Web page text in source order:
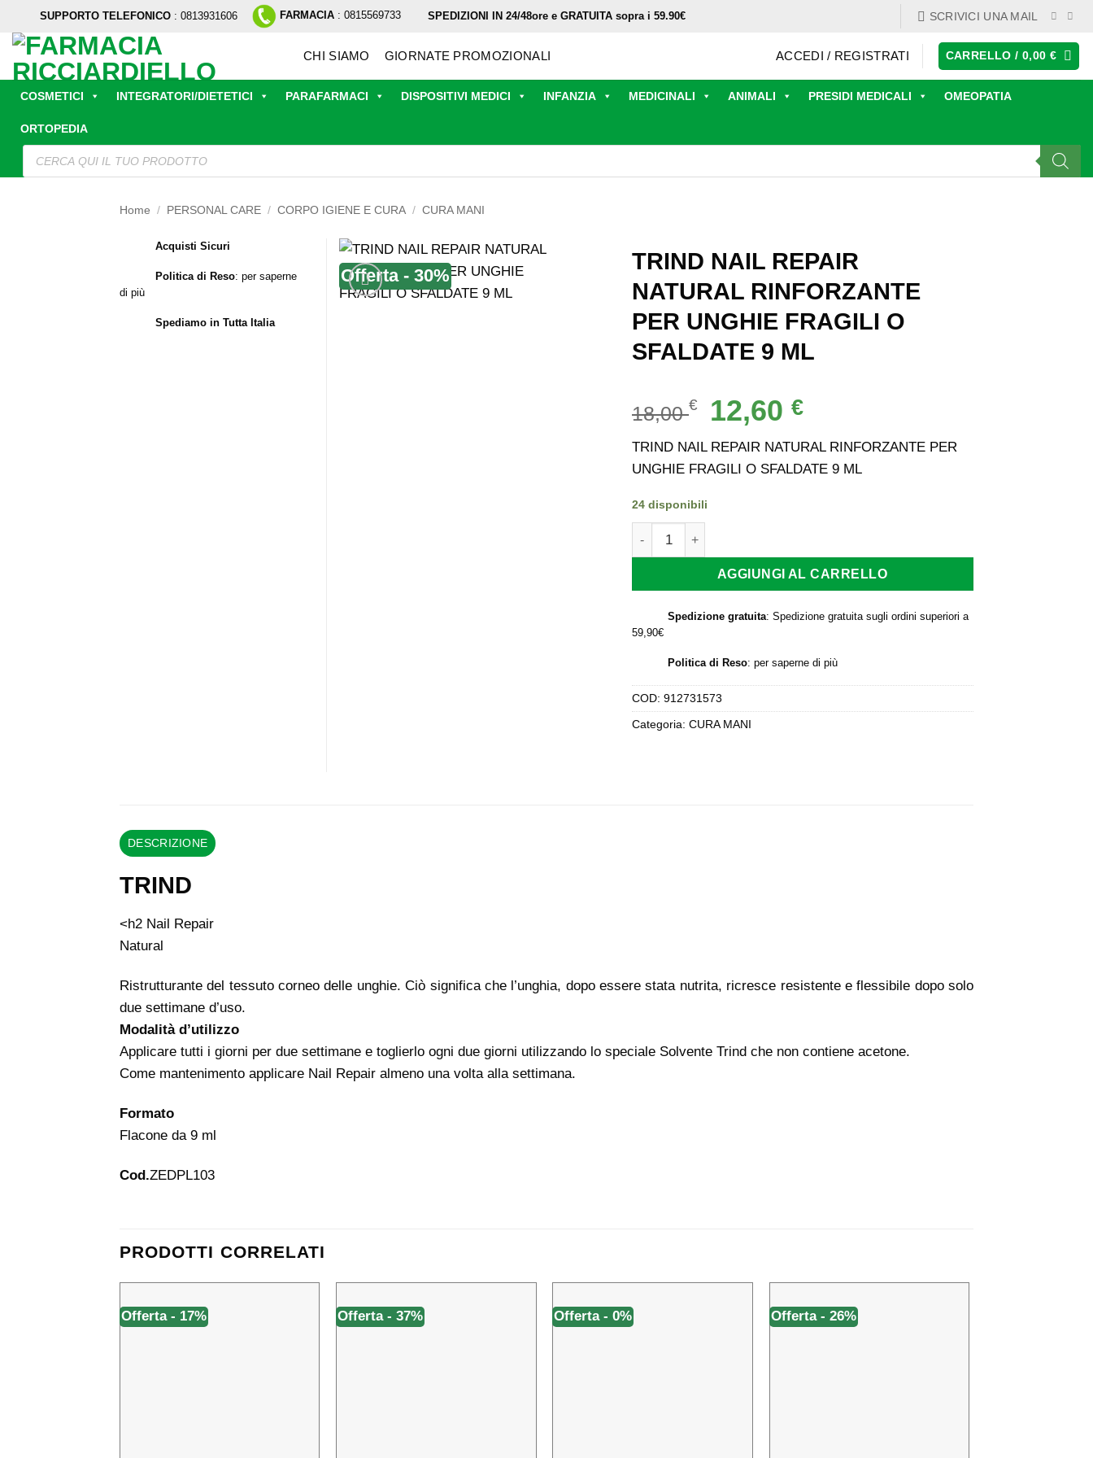
contenuti
SUPPORTO TELEFONICO : 0813931606 FARMACIA : 0815569733 SPEDIZIONI IN 24/48ore e GRATUITA sopra i 59.90€ SCRIVICI UNA MAIL
CHI SIAMO GIORNATE PROMOZIONALI ACCEDI / REGISTRATI CARRELLO /0,00€
COSMETICI INTEGRATORI/DIETETICI PARAFARMACI DISPOSITIVI MEDICI INFANZIA MEDICINALI ANIMALI PRESIDI MEDICALI OMEOPATIA
ORTOPEDIA
Ricerca
prodotti
Home / PERSONAL CARE / CORPO IGIENE E CURA / CURA MANI
Offerta - 30%
TRIND NAIL REPAIR
NATURAL RINFORZANTE
PER UNGHIE FRAGILI O
SFALDATE 9 ML
18,00€
Il
prezzo
originale
era:
12,60 €Il
attuale
è:
TRIND NAIL REPAIR NATURAL RINFORZANTE PER
UNGHIE FRAGILI O SFALDATE 9 ML
24 disponibili
AGGIUNGI AL CARRELLO
Spedizione gratuita: Spedizione gratuita sugli ordini superiori a
59,90€
Politica di Reso: per saperne di più
COD: 912731573
Categoria: CURA MANI
Acquisti Sicuri
Politica di Reso: per saperne
di più
Spediamo in Tutta Italia
DESCRIZIONE
TRIND
<h2 Nail Repair
Natural
Ristrutturante del tessuto corneo delle unghie. Ciò significa che l’unghia, dopo essere stata nutrita, ricresce resistente e flessibile dopo solo
due settimane d’uso.
Modalità d’utilizzo
Applicare tutti i giorni per due settimane e toglierlo ogni due giorni utilizzando lo speciale Solvente Trind che non contiene acetone.
Come mantenimento applicare Nail Repair almeno una volta alla settimana.
Formato
Flacone da 9 ml
Cod.ZEDPL103
PRODOTTI CORRELATI
Offerta - 17% Offerta - 37% Offerta - 0% Offerta - 26%